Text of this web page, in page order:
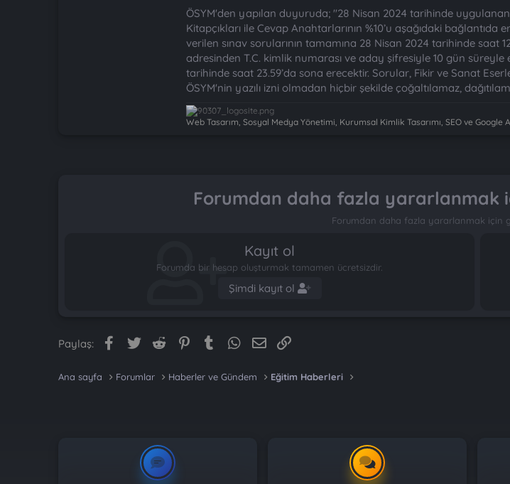
ÖSYM'den yapılan duyuruda; "28 Nisan 2024 tarihinde uygulanan
Kitapçıkları ile Cevap Anahtarlarının %10’u aşağıdaki
verilen sınav sorularının tamamına 28 Nisan 2024 tarihinde saat
adresinden T.C. kimlik numarası ve aday şifresiyle 10 gün süreyle
tarihinde saat 23.59’da sona erecektir. Sorular, Fikir ve Sanat
ÖSYM'nin yazılı izni olmadan hiçbir şekilde çoğaltılamaz,
Web Tasarım, Sosyal Medya Yönetimi, Kurumsal Kimlik Tasarımı, SEO ve Google
Forumdan daha fazla yararlanmak
Forumdan daha fazla yararlanmak için
Kayıt ol
Forumda bir hesap oluşturmak tamamen ücretsizdir.
Şimdi kayıt ol
Paylaş: Facebook
Twitter Reddit PinterestTumblrWhatsApp
E-posta
Ana sayfa Forumlar Haberler ve Gündem Eğitim Haberleri